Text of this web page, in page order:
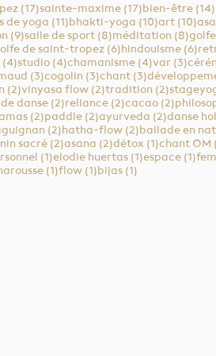
(17)17 posts
sainte-maxime (17)17 posts
bien-être (14)
de yoga (11)11 posts
bhakti-yoga (10)10 posts
art (10)10
(9)9 posts
salle de sport (8)8 posts
méditation (8)8
de saint-tropez (6)6 posts
hindouisme (6)6
(4)4 posts
studio (4)4 posts
chamanisme (4)4 posts
var (3)3
(3)3 posts
cogolin (3)3 posts
chant (3)3 posts
(2)2 posts
vinyasa flow (2)2 posts
tradition (2)2 posts
danse (2)2 posts
reliance (2)2 posts
cacao (2)2 posts
(2)2 posts
paddle (2)2 posts
ayurveda (2)2 posts
danse
(2)2 posts
hatha-flow (2)2 posts
ballade en
sacré (2)2 posts
asana (2)2 posts
détox (1)1 post
chant OM
(1)1 post
elodie huertas (1)1 post
espace (1)1
(1)1 post
flow (1)1 post
bijas (1)